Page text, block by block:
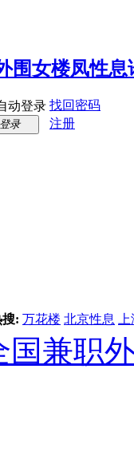
动登录 找回密码
登录
注册
搜: 万花楼 北京性息
国兼职